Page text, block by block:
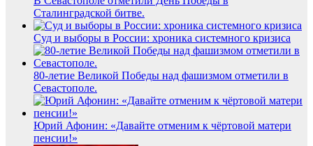
Сталинградской битве.
Суд и выборы в России: хроника системного кризиса
80-летие Великой Победы над фашизмом отметили в
Севастополе.
Юрий Афонин: «Давайте отменим к чёртовой матери
пенсии!»